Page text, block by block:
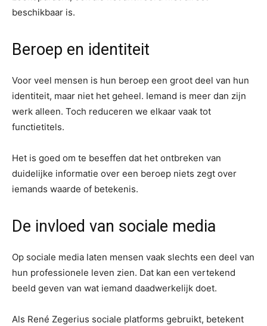
beschikbaar is.
Beroep en identiteit
Voor veel mensen is hun beroep een groot deel van hun
identiteit, maar niet het geheel. Iemand is meer dan zijn
werk alleen. Toch reduceren we elkaar vaak tot
functietitels.
Het is goed om te beseffen dat het ontbreken van
duidelijke informatie over een beroep niets zegt over
iemands waarde of betekenis.
De invloed van sociale media
Op sociale media laten mensen vaak slechts een deel van
hun professionele leven zien. Dat kan een vertekend
beeld geven van wat iemand daadwerkelijk doet.
Als René Zegerius sociale platforms gebruikt, betekent